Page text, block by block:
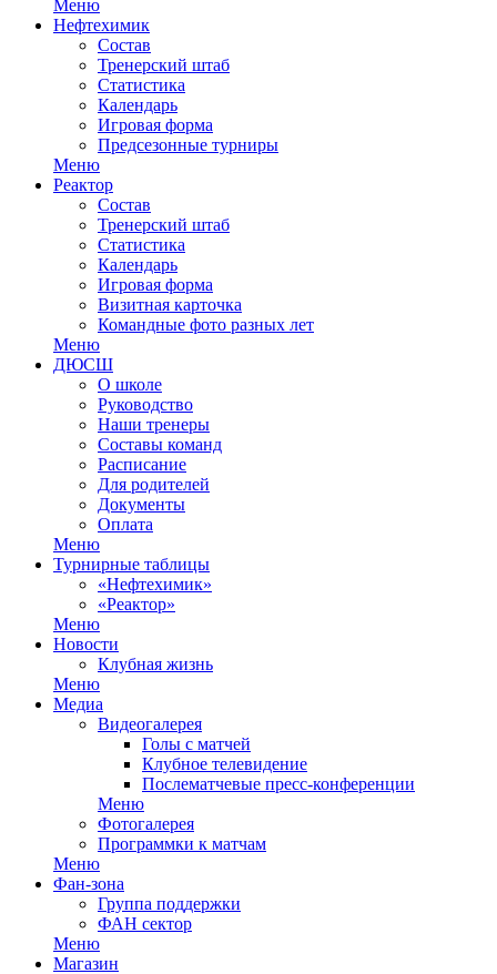
Меню
Нефтехимик
Состав
Тренерский штаб
Статистика
Календарь
Игровая форма
Предсезонные турниры
Меню
Реактор
Состав
Тренерский штаб
Статистика
Календарь
Игровая форма
Визитная карточка
Командные фото разных лет
Меню
ДЮСШ
О школе
Руководство
Наши тренеры
Составы команд
Расписание
Для родителей
Документы
Оплата
Меню
Турнирные таблицы
«Нефтехимик»
«Реактор»
Меню
Новости
Клубная жизнь
Меню
Медиа
Видеогалерея
Голы с матчей
Клубное телевидение
Послематчевые пресс-конференции
Меню
Фотогалерея
Программки к матчам
Меню
Фан-зона
Группа поддержки
ФАН сектор
Меню
Магазин